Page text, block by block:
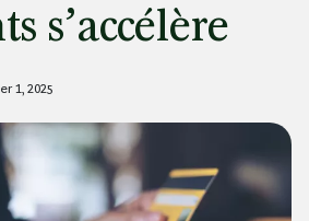
s’accélère
1, 2025